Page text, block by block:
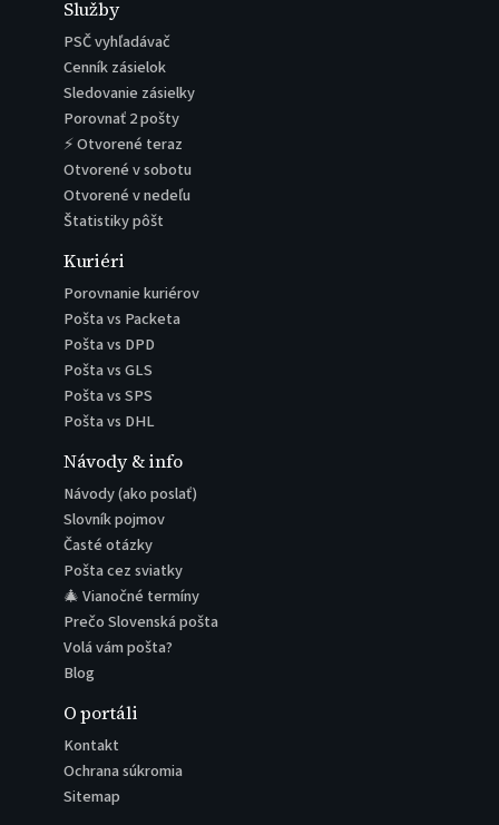
Služby
PSČ vyhľadávač
Cenník zásielok
Sledovanie zásielky
Porovnať 2 pošty
⚡ Otvorené teraz
Otvorené v sobotu
Otvorené v nedeľu
Štatistiky pôšt
Kuriéri
Porovnanie kuriérov
Pošta vs Packeta
Pošta vs DPD
Pošta vs GLS
Pošta vs SPS
Pošta vs DHL
Návody & info
Návody (ako poslať)
Slovník pojmov
Časté otázky
Pošta cez sviatky
🎄 Vianočné termíny
Prečo Slovenská pošta
Volá vám pošta?
Blog
O portáli
Kontakt
Ochrana súkromia
Sitemap